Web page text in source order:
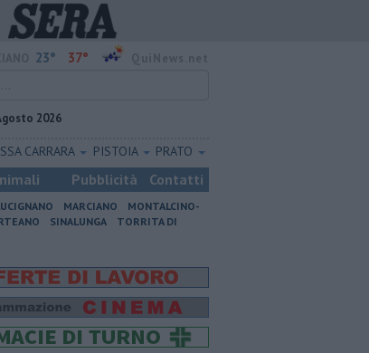
23° 37°
2026
CARRARA PISTOIA PRATO
Pubblicità Contatti
MARCIANO
MONTALCINO-
SINALUNGA
TORRITA DI